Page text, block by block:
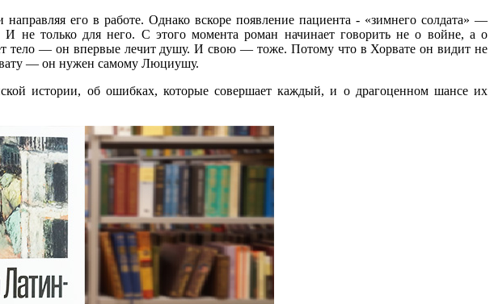
его в работе. Однако вскоре появление пациента - «зимнего солдата» —
не только для него. С этого момента роман начинает говорить не о войне, а о
тело — он впервые лечит душу. И свою — тоже. Потому что в Хорвате он видит не
— он нужен самому Люциушу.
истории, об ошибках, которые совершает каждый, и о драгоценном шансе их